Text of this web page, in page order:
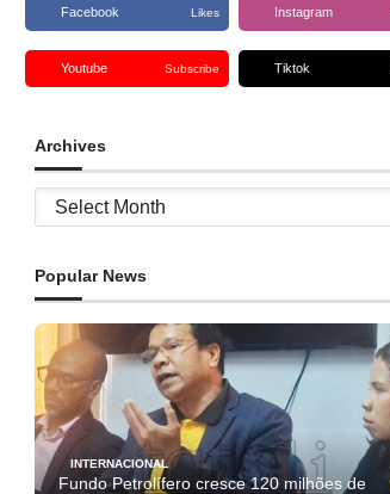
Facebook Likes Instagram
Youtube Subscribe Tiktok
Archives
Archives
Popular News
INTERNACIONAL
Fundo Petrolífero cresce 120 milhões de